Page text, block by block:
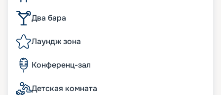
Два бара
Лаундж зона
Конференц-зал
Детская комната